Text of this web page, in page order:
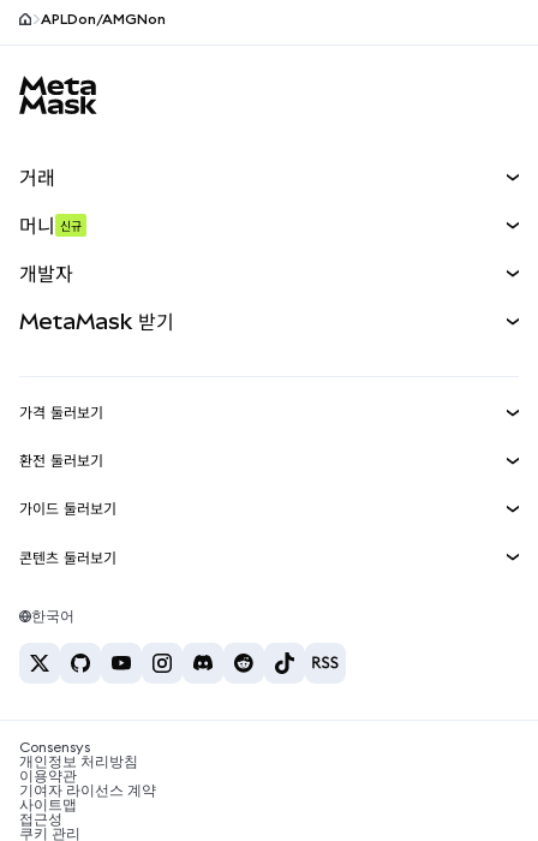
APLDon/AMGNon
거래
무기한 선물
실물자산
머니 신규
개발자
MetaMask Connect
Snaps
웹3 서비스
MetaMask 받기
보안
고객 지원
채용
가격 둘러보기
이더리움 가격
솔라나 가격
테더 가격
환전 둘러보기
ETH를 USD로 환전
USDT를 INR로 환전
BTC를 INR로 환전
ETH를 USDT로 환전
가이드 둘러보기
ETH 매수
USDT 매수
SHIB 매수
BNB 매수
콘텐츠 둘러보기
솔라나 지갑
암호화폐 세금 뉴스
암호화폐 매수 방법
비트코인 매도 방법
한국어
Consensys
개인정보 처리방침
이용약관
기여자 라이선스 계약
사이트맵
접근성
쿠키 관리